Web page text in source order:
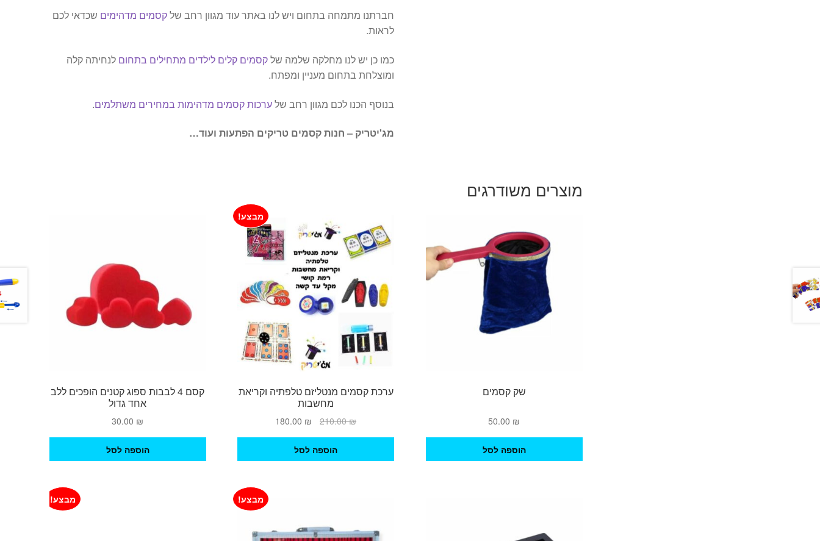
חברתנו מתמחה בתחום ויש לנו באתר עוד מגוון רחב שלקסמים מדהימים שכדאי לכם
לראות.
כמו כן יש לנו מחלקה שלמה שלקסמים קלים לילדים מתחילים בתחום לנחיתה קלה
ומוצלחת בתחום מעניין ומפתח.
בנוסף הכנו לכם מגוון רחב שלערכות קסמים מדהימות במחירים משתלמים.
מג'יטריק – חנות קסמים טריקים הפתעות ועוד…
מוצרים משודרגים
שק קסמים
50.00 ₪
הוספה לסל
ערכת קסמים מנטליזם טלפתיה וקריאת
מחשבות
מבצע!
210.00₪
המחיר
היה:
210.00 ₪.
180.00 ₪
המחיר
180.00 ₪.
הוספה לסל
קסם 4 לבבות ספוג קטנים הופכים ללב
אחד גדול
30.00 ₪
הוספה לסל
מבצע! מבצע!